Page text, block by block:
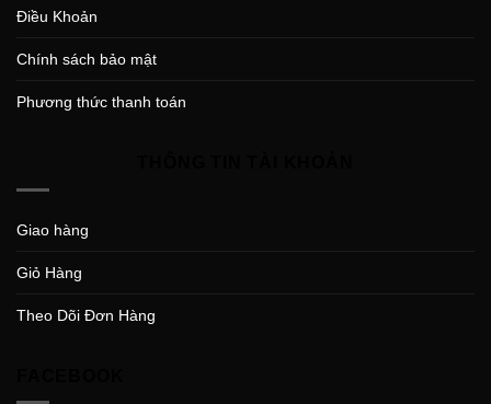
Điều Khoản
Chính sách bảo mật
Phương thức thanh toán
Giao hàng
Giỏ Hàng
Theo Dõi Đơn Hàng